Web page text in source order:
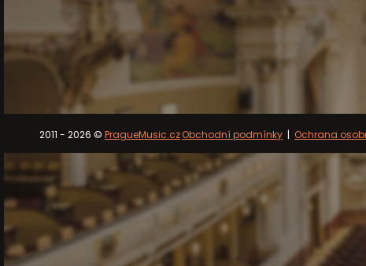
2011 - 2026 © PragueMusic.czObchodní podmínky |Ochrana